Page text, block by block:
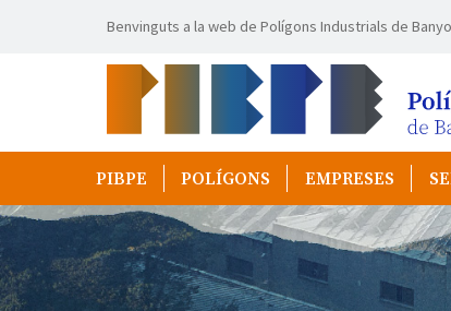
Benvinguts a la web de Polígons Industrials de
PIBPE POLÍGONS EMPRESES